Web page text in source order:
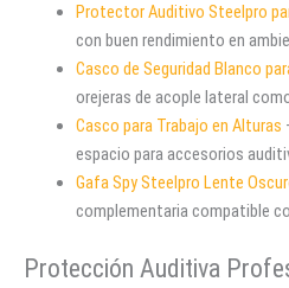
Protector Auditivo Steelpro
con buen rendimiento en
Casco de Seguridad Blanco
orejeras de acople lateral
Casco para Trabajo en Alturas
espacio para accesorios
Gafa Spy Steelpro Lente
complementaria compatible
Protección Auditiva